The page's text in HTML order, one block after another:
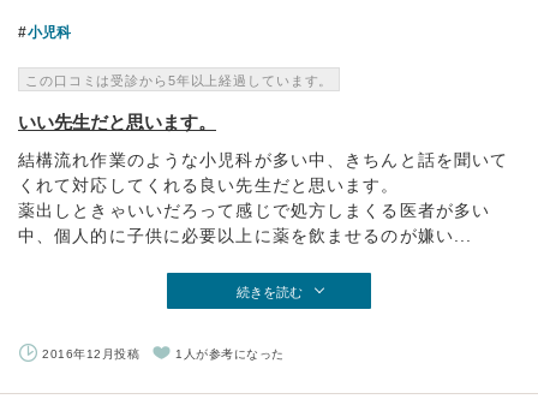
小児科
この口コミは受診から5年以上経過しています。
いい先生だと思います。
結構流れ作業のような小児科が多い中、きちんと話を聞いて
くれて対応してくれる良い先生だと思います。
薬出しときゃいいだろって感じで処方しまくる医者が多い
中、個人的に子供に必要以上に薬を飲ませるのが嫌い...
続きを読む
2016年12月投稿 1人が参考になった